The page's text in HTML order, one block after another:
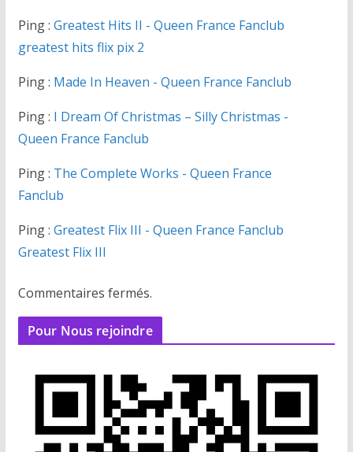
Ping : Greatest Hits II - Queen France Fanclub
greatest hits flix pix 2
Ping : Made In Heaven - Queen France Fanclub
Ping : I Dream Of Christmas – Silly Christmas -
Queen France Fanclub
Ping : The Complete Works - Queen France
Fanclub
Ping : Greatest Flix III - Queen France Fanclub
Greatest Flix III
Commentaires fermés.
Pour Nous rejoindre